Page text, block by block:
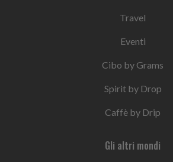
Travel
Eventi
Cibo by Grams
Spirit by Drop
Caffè by Drip
Gli altri mondi